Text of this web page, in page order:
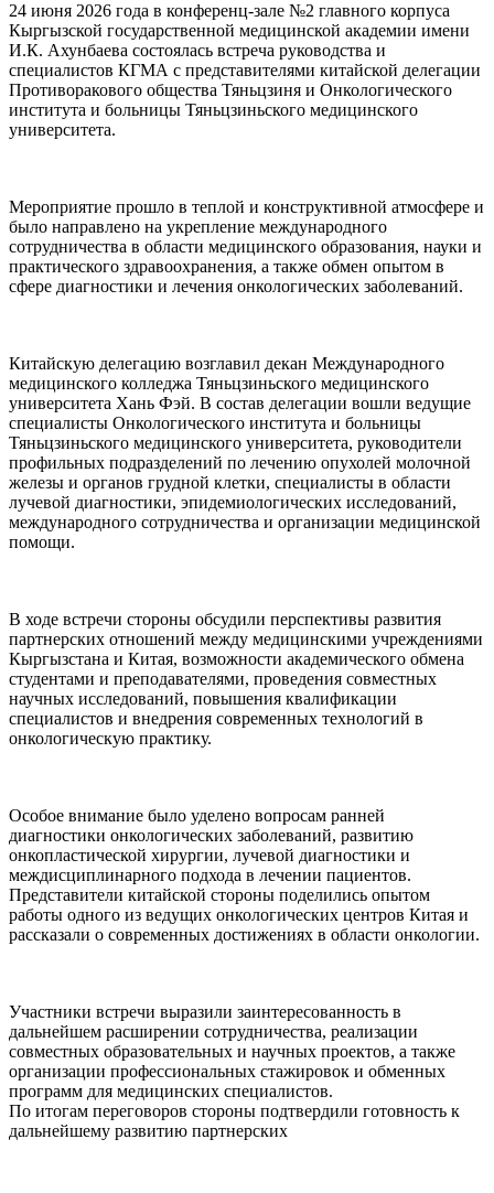
24 июня 2026 года в конференц-зале №2 главного корпуса
Кыргызской государственной медицинской академии имени
И.К. Ахунбаева состоялась встреча руководства и
специалистов КГМА с представителями китайской делегации
Противоракового общества Тяньцзиня и Онкологического
института и больницы Тяньцзиньского медицинского
университета.
Мероприятие прошло в теплой и конструктивной атмосфере и
было направлено на укрепление международного
сотрудничества в области медицинского образования, науки и
практического здравоохранения, а также обмен опытом в
сфере диагностики и лечения онкологических заболеваний.
Китайскую делегацию возглавил декан Международного
медицинского колледжа Тяньцзиньского медицинского
университета Хань Фэй. В состав делегации вошли ведущие
специалисты Онкологического института и больницы
Тяньцзиньского медицинского университета, руководители
профильных подразделений по лечению опухолей молочной
железы и органов грудной клетки, специалисты в области
лучевой диагностики, эпидемиологических исследований,
международного сотрудничества и организации медицинской
помощи.
В ходе встречи стороны обсудили перспективы развития
партнерских отношений между медицинскими учреждениями
Кыргызстана и Китая, возможности академического обмена
студентами и преподавателями, проведения совместных
научных исследований, повышения квалификации
специалистов и внедрения современных технологий в
онкологическую практику.
Особое внимание было уделено вопросам ранней
диагностики онкологических заболеваний, развитию
онкопластической хирургии, лучевой диагностики и
междисциплинарного подхода в лечении пациентов.
Представители китайской стороны поделились опытом
работы одного из ведущих онкологических центров Китая и
рассказали о современных достижениях в области онкологии.
Участники встречи выразили заинтересованность в
дальнейшем расширении сотрудничества, реализации
совместных образовательных и научных проектов, а также
организации профессиональных стажировок и обменных
программ для медицинских специалистов.
По итогам переговоров стороны подтвердили готовность к
дальнейшему развитию партнерских